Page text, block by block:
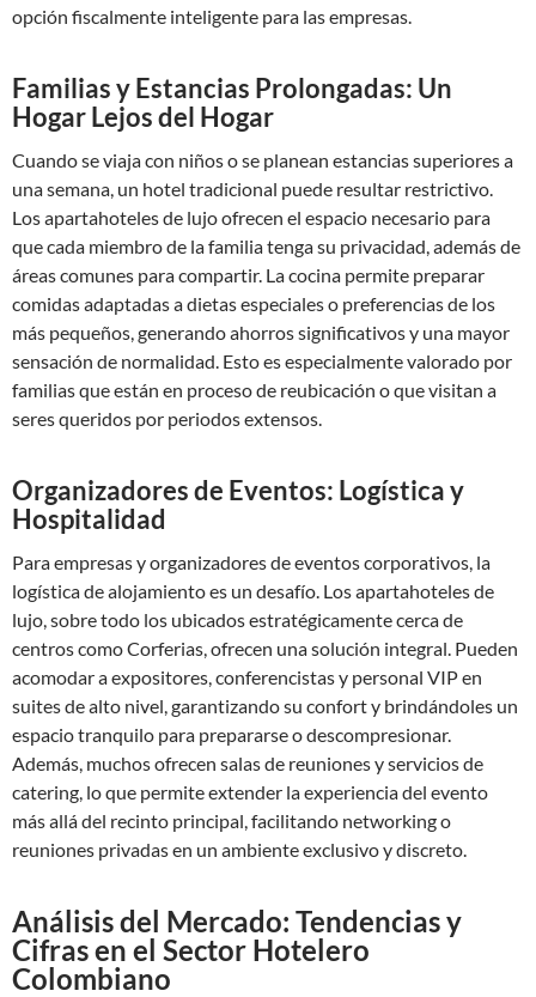
opción fiscalmente inteligente para las empresas.
Familias y Estancias Prolongadas: Un
Hogar Lejos del Hogar
Cuando se viaja con niños o se planean estancias superiores a
una semana, un hotel tradicional puede resultar restrictivo.
Los apartahoteles de lujo ofrecen el espacio necesario para
que cada miembro de la familia tenga su privacidad, además de
áreas comunes para compartir. La cocina permite preparar
comidas adaptadas a dietas especiales o preferencias de los
más pequeños, generando ahorros significativos y una mayor
sensación de normalidad. Esto es especialmente valorado por
familias que están en proceso de reubicación o que visitan a
seres queridos por periodos extensos.
Organizadores de Eventos: Logística y
Hospitalidad
Para empresas y organizadores de eventos corporativos, la
logística de alojamiento es un desafío. Los apartahoteles de
lujo, sobre todo los ubicados estratégicamente cerca de
centros como Corferias, ofrecen una solución integral. Pueden
acomodar a expositores, conferencistas y personal VIP en
suites de alto nivel, garantizando su confort y brindándoles un
espacio tranquilo para prepararse o descompresionar.
Además, muchos ofrecen salas de reuniones y servicios de
catering, lo que permite extender la experiencia del evento
más allá del recinto principal, facilitando networking o
reuniones privadas en un ambiente exclusivo y discreto.
Análisis del Mercado: Tendencias y
Cifras en el Sector Hotelero
Colombiano